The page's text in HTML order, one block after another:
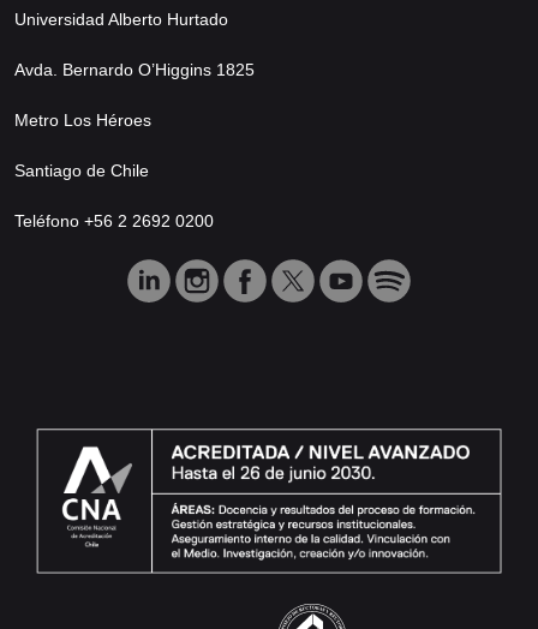
Universidad Alberto Hurtado
Avda. Bernardo O’Higgins 1825
Metro Los Héroes
Santiago de Chile
Teléfono +56 2 2692 0200